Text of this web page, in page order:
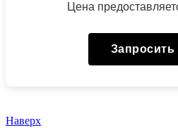
Цена
Запросить
Наверх